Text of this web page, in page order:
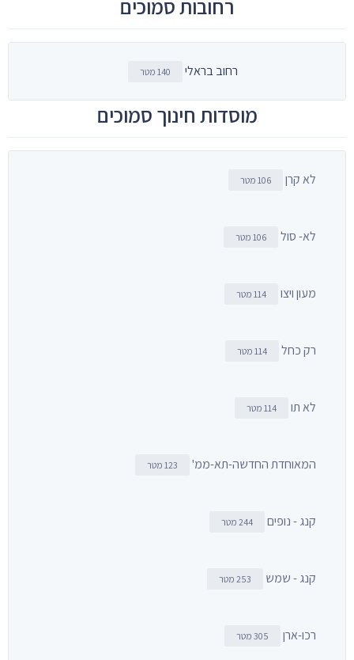
רחובות סמוכים
רחוב בראלי 140 מטר
מוסדות חינוך סמוכים
לא קרן 106 מטר
לא- סול 106 מטר
מעון ויצו 114 מטר
רק כחל 114 מטר
לא תו 114 מטר
המאוחדת החדשה-תא-ממ' 123 מטר
קנג - נופים 244 מטר
קנג - שמש 253 מטר
רכו-ארן 305 מטר